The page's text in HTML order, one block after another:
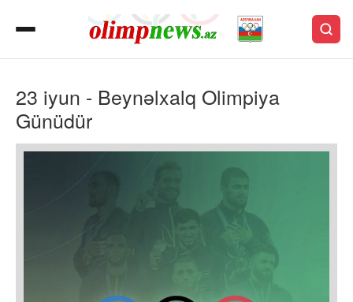
23 iyun - Beynəlxalq Olimpiya
Günüdür